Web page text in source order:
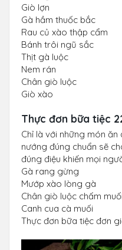
Giò lợn
Gà hầm thuốc bắc
Rau củ xào thập cẩm
Bánh trôi ngũ sắc
Thịt gà luộc
Nem rán
Chân giò luộc
Giò xào
Thực đơn bữa tiệc
Chỉ là với những món ăn
nướng đúng chuẩn sẽ
đúng điệu khiến mọi
Gà rang gừng
Mướp xào lòng gà
Chân giò luộc chấm
Canh cua cà muối
Thực đơn bữa tiệc đơn